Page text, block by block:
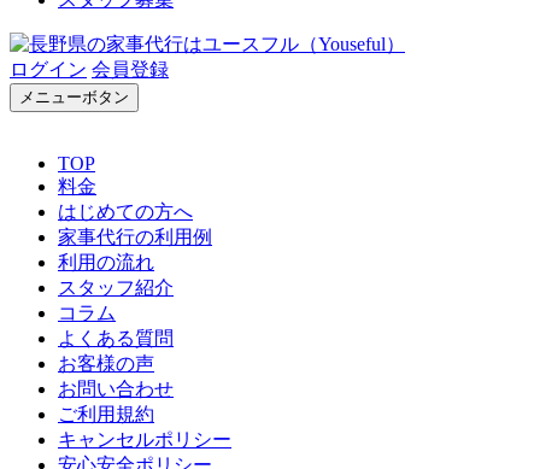
ログイン 会員登録
メニューボタン
TOP
料金
はじめての方へ
家事代行の利用例
利用の流れ
スタッフ紹介
コラム
よくある質問
お客様の声
お問い合わせ
ご利用規約
キャンセルポリシー
安心安全ポリシー